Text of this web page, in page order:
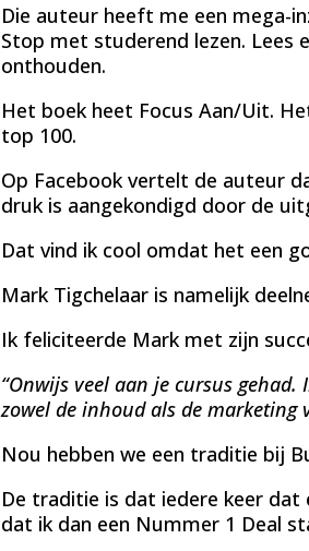
Die auteur heeft me een mega-
Stop met studerend lezen. Lees
onthouden.
Het boek heet Focus Aan/Uit.
top 100.
Op Facebook vertelt de auteur
druk is aangekondigd door de
Dat vind ik cool omdat het een
Mark Tigchelaar is namelijk
Ik feliciteerde Mark met zijn
“Onwijs veel aan je cursus
zowel de inhoud als de marketing
Nou hebben we een traditie bij
De traditie is dat iedere keer dat
dat ik dan een Nummer 1 Deal